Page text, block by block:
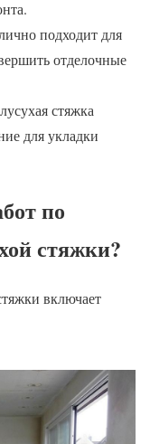
подходит для
отделочные
стяжка
для укладки
по
стяжки?
включает